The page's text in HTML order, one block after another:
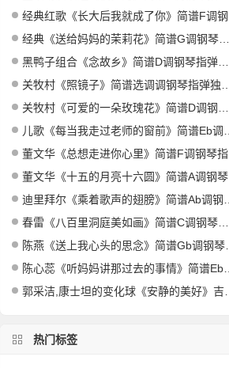
经典红歌《长大后我就成了你》简谱F调钢琴指弹独奏谱
经典《送给妈妈的茉莉花》简谱G调钢琴指弹独奏谱
黑鸭子组合《念故乡》简谱D调钢琴指弹独奏谱
关牧村《照镜子》简谱选调调钢琴指弹独奏谱
关牧村《可爱的一朵玫瑰花》简谱D调钢琴指弹独奏谱
儿歌《每当我走过老师的窗前》简谱Eb调钢琴指弹独奏谱
董文华《总想走进你心里》简谱F调钢琴指弹独奏谱
董文华《十五的月亮十六圆》简谱A调钢琴指弹独奏谱
迪里拜尔《乘着歌声的翅膀》简谱Ab调钢琴指弹独奏谱
春雷《八百里洞庭美如画》简谱C调钢琴指弹独奏谱
陈燕《送上我心头的思念》简谱Gb调钢琴指弹独奏谱
陈心蕊《听妈妈讲那过去的事情》简谱Eb调钢琴指弹独奏谱
郭采洁,康士坦的变化球《安静的美好》吉他谱G调吉他弹唱谱
热门标签